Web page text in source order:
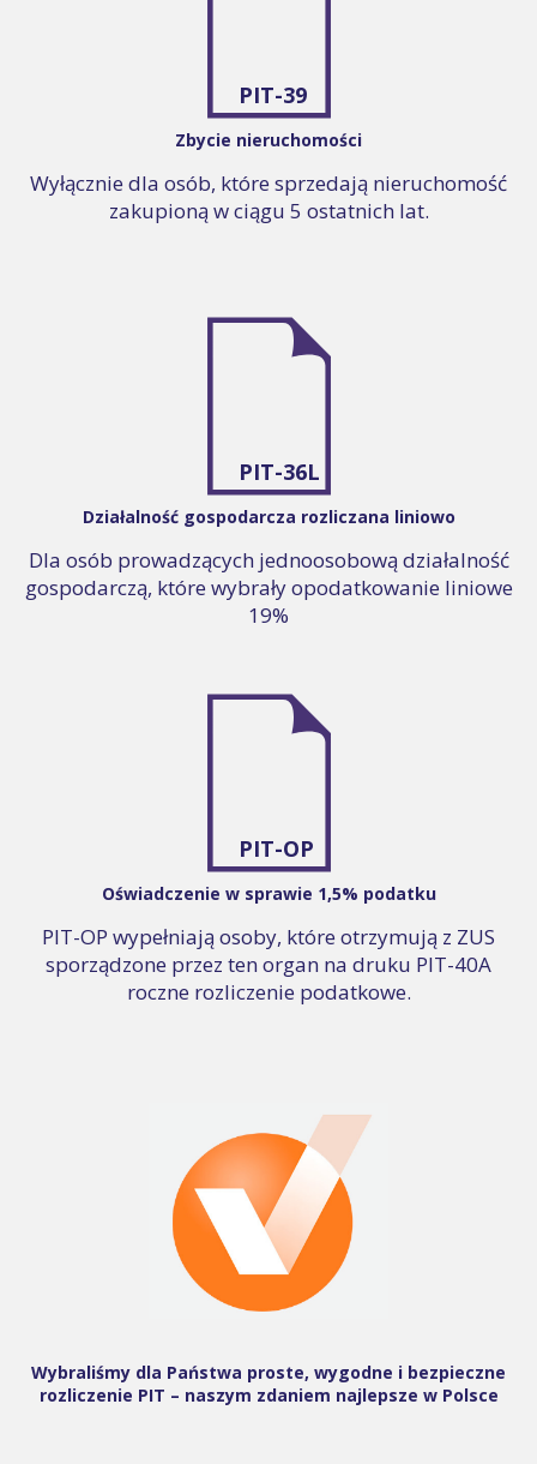
PIT-39
Zbycie nieruchomości
Wyłącznie dla osób, które sprzedają nieruchomość
zakupioną w ciągu 5 ostatnich lat.
PIT-36L
Działalność gospodarcza rozliczana liniowo
Dla osób prowadzących jednoosobową działalność
gospodarczą, które wybrały opodatkowanie liniowe
19%
PIT-OP
Oświadczenie w sprawie 1,5% podatku
PIT-OP wypełniają osoby, które otrzymują z ZUS
sporządzone przez ten organ na druku PIT-40A
roczne rozliczenie podatkowe.
Wybraliśmy dla Państwa proste, wygodne i bezpieczne
rozliczenie PIT – naszym zdaniem najlepsze w Polsce